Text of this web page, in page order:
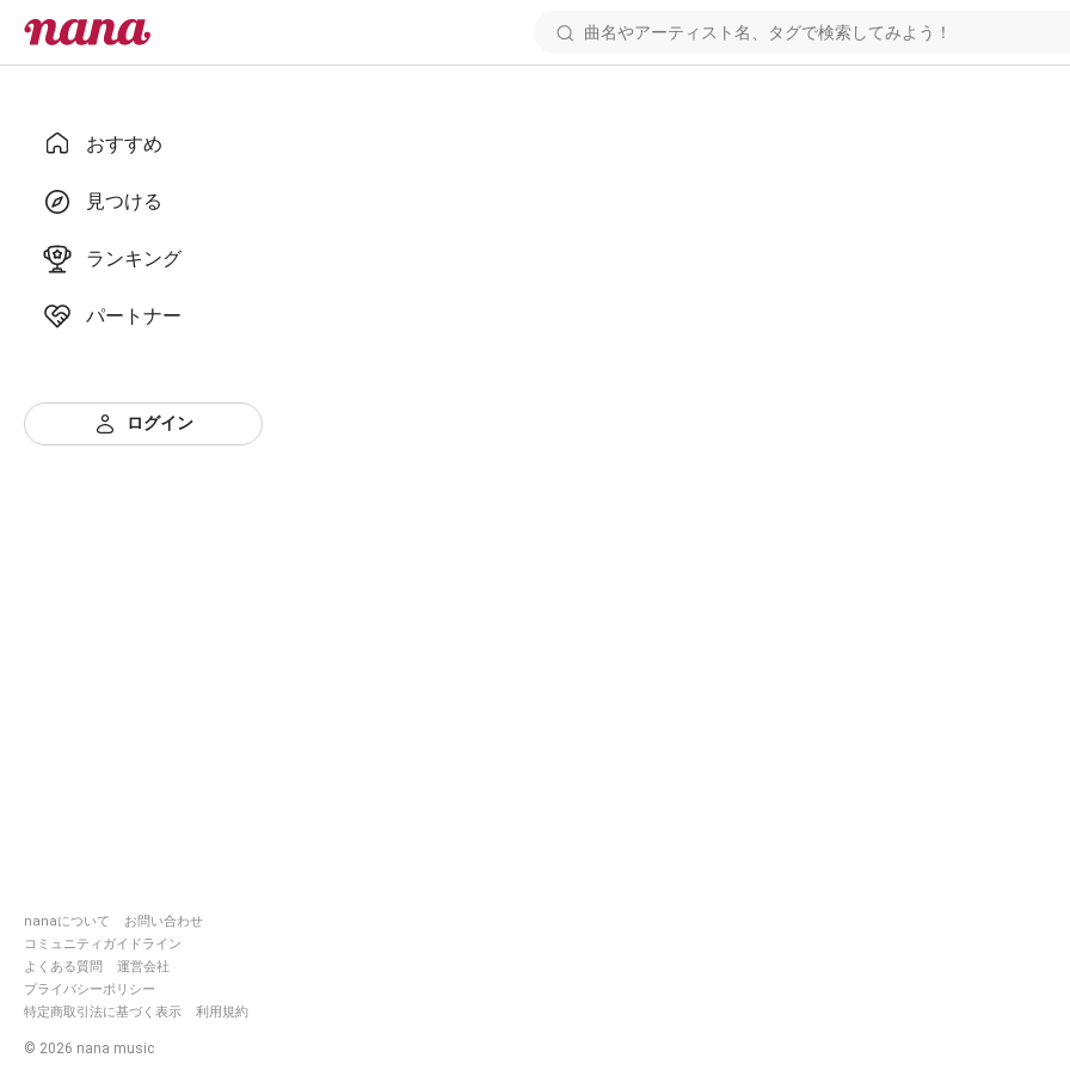
おすすめ
見つける
ランキング
パートナー
ログイン
nanaについて
お問い合わせ
コミュニティガイドライン
よくある質問
運営会社
プライバシーポリシー
特定商取引法に基づく表示
利用規約
© 2026 nana music